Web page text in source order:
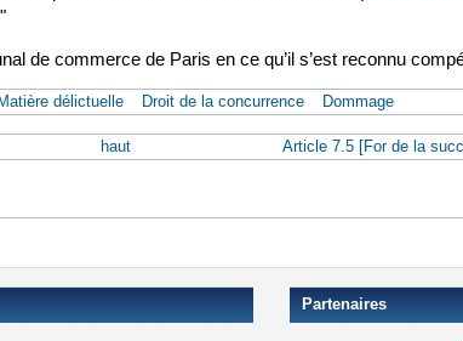
de commerce de Paris en ce qu’il s’est reconnu
délictuelle Droit de la concurrence Dommage
haut Article 7.5 [For de la
Partenaires